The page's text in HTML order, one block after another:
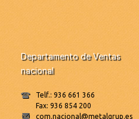
Departamento de Ventas
nacional
Telf.: 936 661 366
Fax: 936 854 200
com.nacional@metalgrup.es